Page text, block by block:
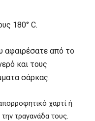
180° C.
αφαιρέσατε από το
και τους
σάρκας.
χαρτί ή
τραγανάδα τους.